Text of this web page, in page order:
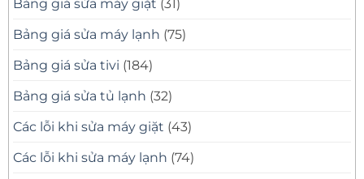
–
Giỏi,
Bảng giá sửa máy giặt (31)
Bảng giá sửa máy lạnh (75)
Bảng giá sửa tivi (184)
Bảng giá sửa tủ lạnh (32)
Các lỗi khi sửa máy giặt (43)
Các lỗi khi sửa máy lạnh (74)